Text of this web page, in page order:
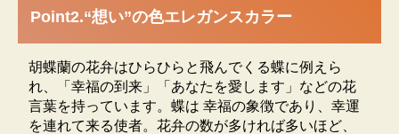
蝶蘭です。質と量に拘った最高級の胡蝶蘭を、是非ご
堪能下さい。
※エレガンスシリーズは花もちを損なわないように特
殊な技術で内側から染め上げてある松浦園芸オリジナ
ル商品です。スプレーで吹き付けてある類似品とお間
違えの無いようご注意ください。
Point2.“想い”の色エレガンスカラー
胡蝶蘭の花弁はひらひらと飛んでくる蝶に例えら
れ、「幸福の到来」「あなたを愛します」などの花
言葉を持っています。蝶は 幸福の象徴であり、幸運
を連れて来る使者。花弁の数が多ければ多いほど、